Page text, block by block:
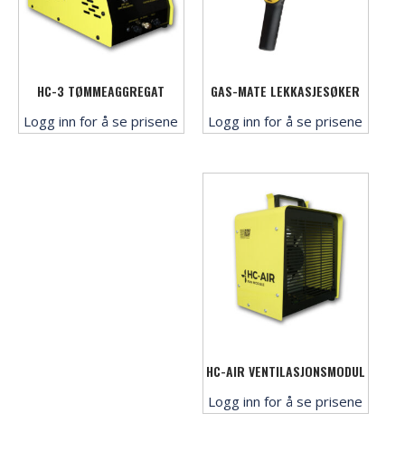
GAS-MATE LEKKASJESØKER
Logg inn for å se prisene
HC-3 TØMMEAGGREGAT
Logg inn for å se prisene
HC-AIR VENTILASJONSMODUL
Logg inn for å se prisene